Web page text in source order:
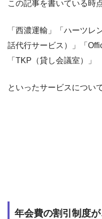
この記事を書いている時
「西濃運輸」「ハーツレ
話代行サービス）」「
「TKP（貸し会議室）」
といったサービスについ
年会費の割引制度が